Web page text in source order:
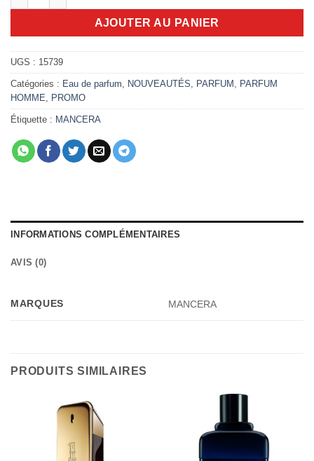
AJOUTER AU PANIER
UGS : 15739
Catégories : Eau de parfum NOUVEAUTÉS PARFUM
PARFUM
HOMME
PROMO
Étiquette : MANCERA
INFORMATIONS COMPLÉMENTAIRES
AVIS (0)
MARQUES MANCERA
PRODUITS SIMILAIRES